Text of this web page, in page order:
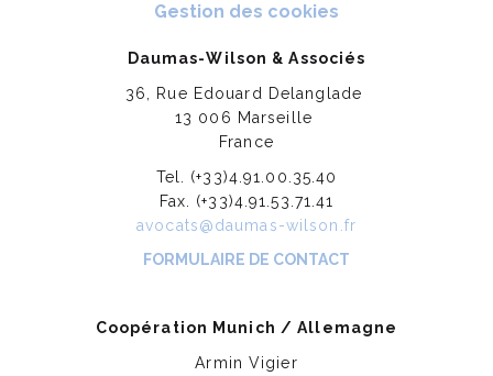
Gestion des cookies
Daumas-Wilson & Associés
36, Rue Edouard Delanglade
13 006 Marseille
France
Tel. (+33)4.91.00.35.40
Fax. (+33)4.91.53.71.41
avocats@daumas-wilson.fr
FORMULAIRE DE CONTACT
Coopération Munich / Allemagne
Armin Vigier